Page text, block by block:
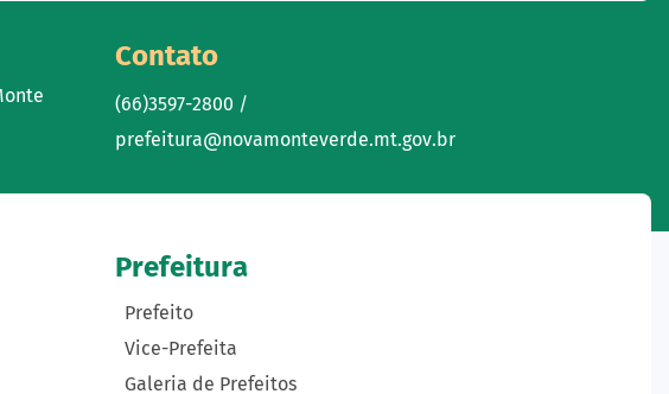
Contato
(66)3597-2800 /
prefeitura@novamonteverde.mt.gov.br
Prefeitura
Prefeito
Vice-Prefeita
Galeria de Prefeitos